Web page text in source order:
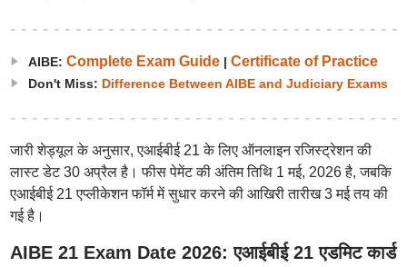
AIBE: Complete Exam Guide| Certificate of Practice
Don't Miss: Difference Between AIBE and Judiciary Exams
जारी शेड्यूल के अनुसार, एआईबीई 21 के लिए ऑनलाइन रजिस्ट्रेशन की
लास्ट डेट 30 अप्रैल है। फीस पेमेंट की अंतिम तिथि 1 मई, 2026 है, जबकि
एआईबीई 21 एप्लीकेशन फॉर्म में सुधार करने की आखिरी तारीख 3 मई तय की
गई है।
AIBE 21 Exam Date 2026: एआईबीई 21 एडमिट कार्ड